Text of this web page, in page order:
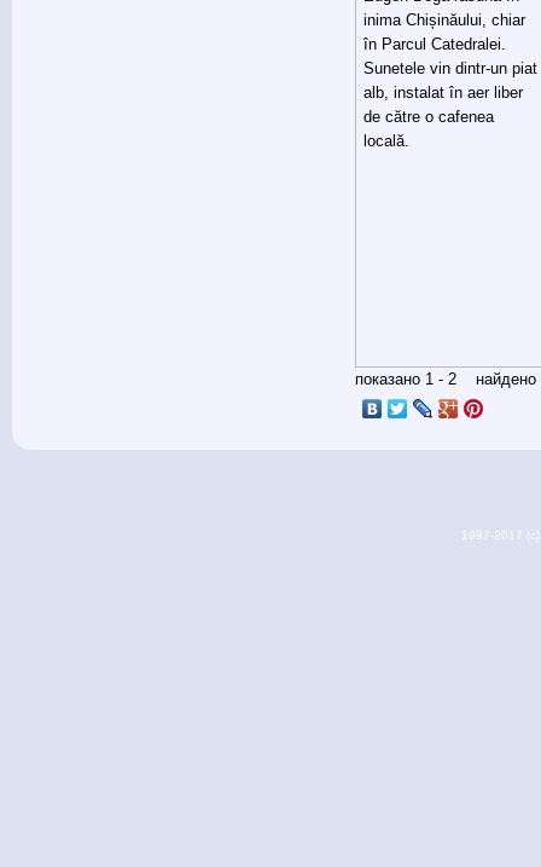
inima Chișinăului, chiar
în Parcul Catedralei.
Sunetele vin dintr-un piat
alb, instalat în aer liber
de către o cafenea
locală.
показано 1 - 2 найдено
1997-2017